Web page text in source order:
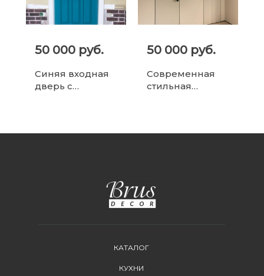
50 000 руб.
Синяя входная
дверь с
50 000 руб.
Современная
стильная
дверь
КАТАЛОГ
КУХНИ